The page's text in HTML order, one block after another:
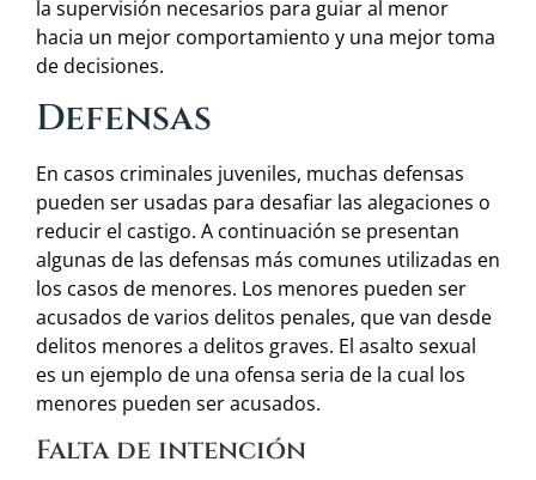
la supervisión necesarios para guiar al menor
hacia un mejor comportamiento y una mejor toma
de decisiones.
Defensas
En casos criminales juveniles, muchas defensas
pueden ser usadas para desafiar las alegaciones o
reducir el castigo. A continuación se presentan
algunas de las defensas más comunes utilizadas en
los casos de menores. Los menores pueden ser
acusados de varios delitos penales, que van desde
delitos menores a delitos graves. El asalto sexual
es un ejemplo de una ofensa seria de la cual los
menores pueden ser acusados.
Falta de intención